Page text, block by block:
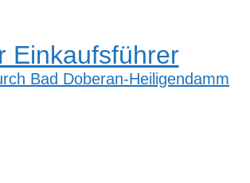
Einkaufsführer
Bad Doberan-Heiligendamm